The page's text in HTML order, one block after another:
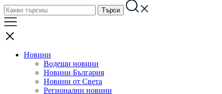
Новини
Водещи новини
Новини България
Новини от Света
Регионални новини